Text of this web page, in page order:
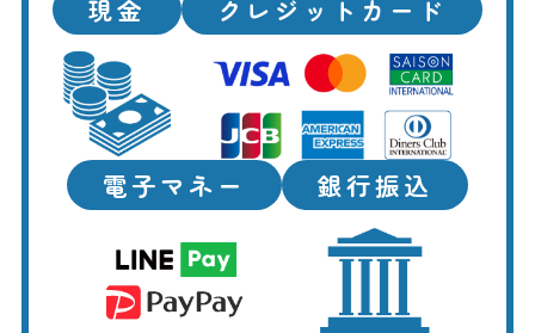
現金 クレジットカード
電子マネー 銀行振込